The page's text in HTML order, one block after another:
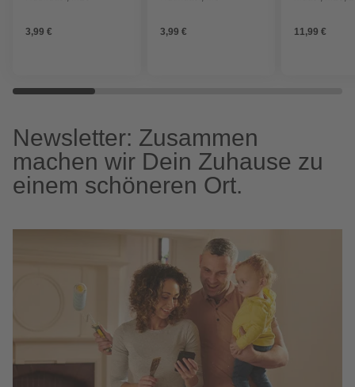
3,99 € 3,99 € 11,99 €
Newsletter: Zusammen
machen wir Dein Zuhause zu
einem schöneren Ort.